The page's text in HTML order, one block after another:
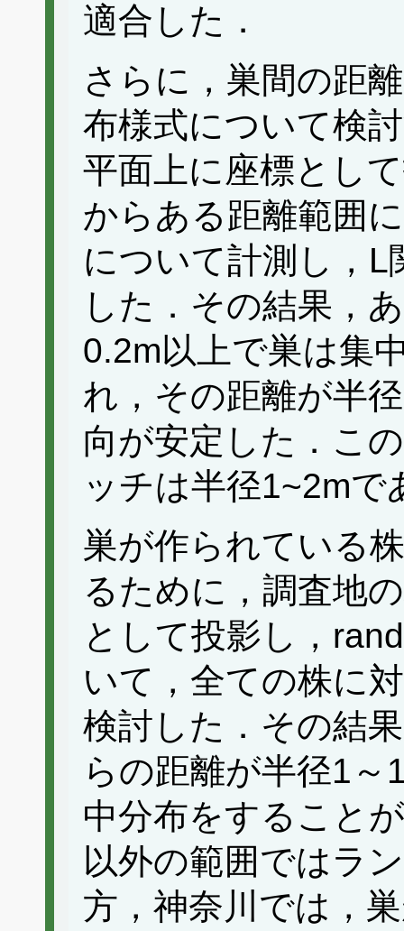
適合した．
さらに，巣間の距
布様式について検
平面上に座標とし
からある距離範囲
について計測し，L
した．その結果，
0.2m以上で巣は集
れ，その距離が半
向が安定した．こ
ッチは半径1~2m
巣が作られている
るために，調査地
として投影し，
いて，全ての株に
検討した．その結
らの距離が半径1
中分布をすること
以外の範囲ではラ
方，神奈川では，